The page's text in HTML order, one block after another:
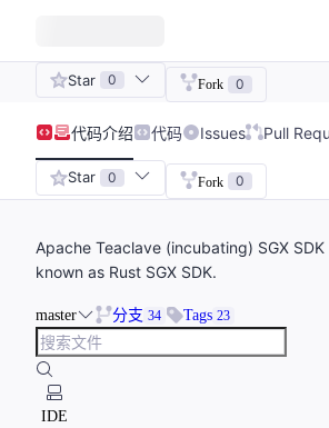
Star 0 Fork 0
代码介绍 代码 Issues Pull
Star 0 Fork 0
Apache Teaclave (incubating) SGX
known as Rust SGX SDK.
master 分支 34 Tags 23
IDE